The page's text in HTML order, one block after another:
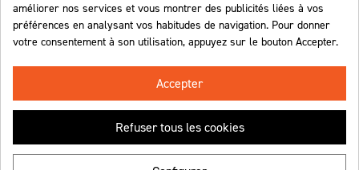
Informations
Retrouvez-nous !
améliorer nos services et vous montrer des publicités liées à vos
préférences en analysant vos habitudes de navigation. Pour donner
votre consentement à son utilisation, appuyez sur le bouton Accepter.
Accepter
Refuser tous les cookies